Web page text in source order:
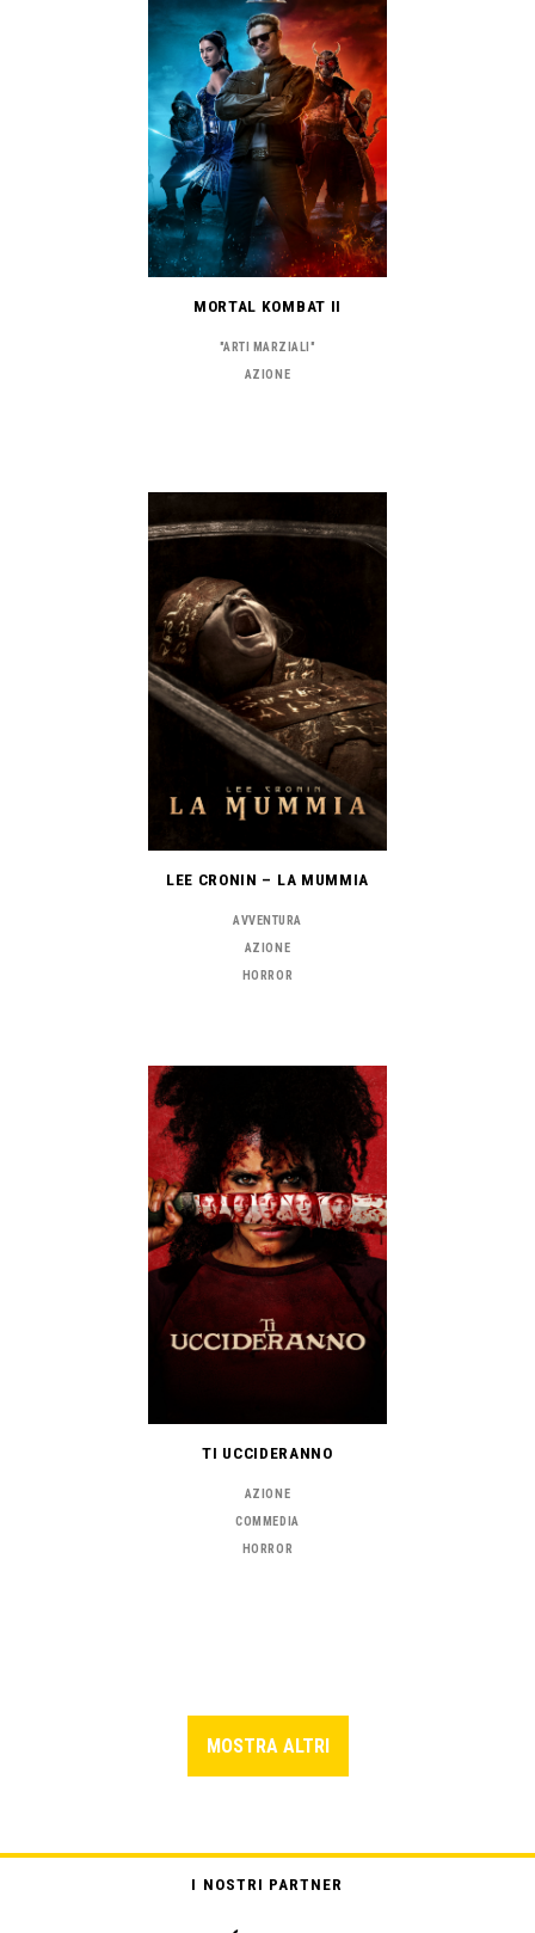
MORTAL KOMBAT II
"ARTI MARZIALI"
AZIONE
LEE CRONIN – LA MUMMIA
AVVENTURA
AZIONE
HORROR
TI UCCIDERANNO
AZIONE
COMMEDIA
HORROR
MOSTRA ALTRI
I NOSTRI PARTNER